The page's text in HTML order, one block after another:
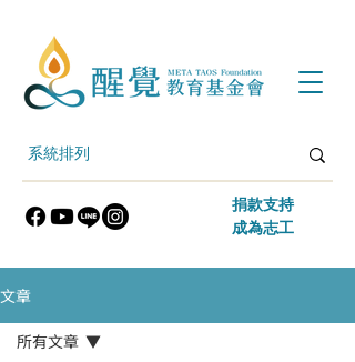
​捐款支持
​成為志工
文章
所有文章